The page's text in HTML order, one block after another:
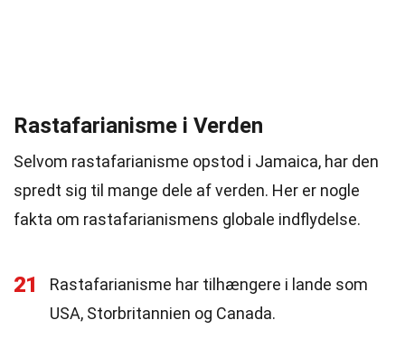
Rastafarianisme i Verden
Selvom rastafarianisme opstod i Jamaica, har den
spredt sig til mange dele af verden. Her er nogle
fakta om rastafarianismens globale indflydelse.
21
Rastafarianisme har tilhængere i lande som
USA, Storbritannien og Canada.